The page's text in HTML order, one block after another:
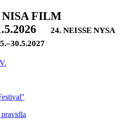
NISA FILM
24. NEISSE NYSA